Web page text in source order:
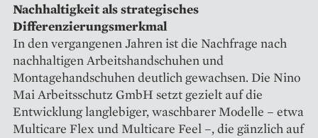
Nachhaltigkeit als strategisches
Differenzierungsmerkmal
In den vergangenen Jahren ist die Nachfrage nach
nachhaltigen Arbeitshandschuhen und
Montagehandschuhen deutlich gewachsen. Die Nino
Mai Arbeitsschutz GmbH setzt gezielt auf die
Entwicklung langlebiger, waschbarer Modelle – etwa
Multicare Flex und Multicare Feel –, die gänzlich auf